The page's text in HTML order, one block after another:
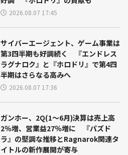
2026.08.07 17:45
サイバーエージェント、ゲーム事業は
第3四半期も好調続く 『エンドレス
ラグナロク』と『ホロドリ』で第4四
半期はさらなる高みへ
2026.08.07 17:36
ガンホー、2Q(1～6月)決算は売上高
2％増、営業益27％増に 『パズド
ラ』の堅調な推移とRagnarok関連タ
イトルの新作展開が寄与